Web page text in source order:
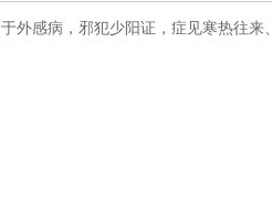
外感病，邪犯少阳证，症见寒热往来